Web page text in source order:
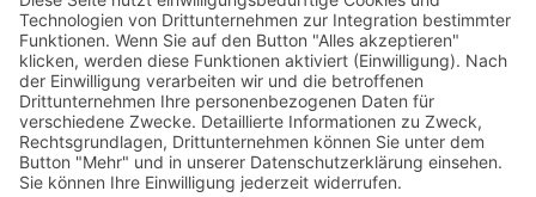
Ihre Einwilligung(en) bzw. der
Widerruf Ihrer Einwilligung(en)
Ihre IP-Adresse
Informationen über Ihren Browser
Informationen über Ihr Endgerät
Zeitpunkt Ihres Besuchs auf der